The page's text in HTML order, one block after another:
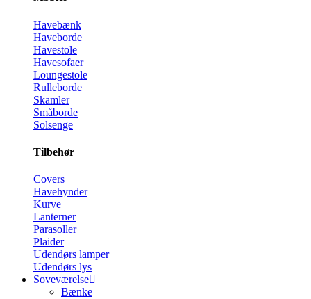
Havebænk
Haveborde
Havestole
Havesofaer
Loungestole
Rulleborde
Skamler
Småborde
Solsenge
Tilbehør
Covers
Havehynder
Kurve
Lanterner
Parasoller
Plaider
Udendørs lamper
Udendørs lys
Soveværelse
Bænke